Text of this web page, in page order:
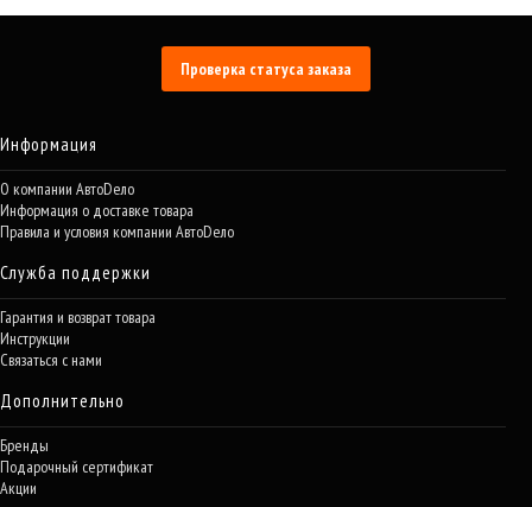
Проверка статуса заказа
Информация
О компании АвтоDело
Информация о доставке товара
Правила и условия компании АвтоDело
Служба поддержки
Гарантия и возврат товара
Инструкции
Связаться с нами
Дополнительно
Бренды
Подарочный сертификат
Акции